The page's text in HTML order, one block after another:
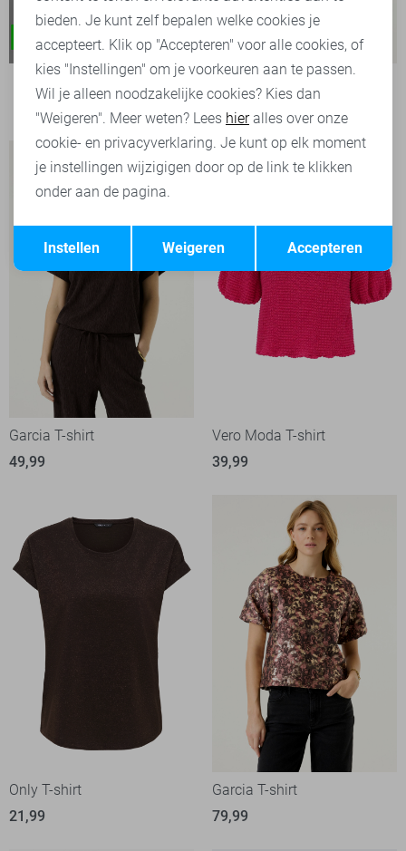
39,99
Garcia T-shirt
49,99
Vero Moda T-shirt
39,99
Only T-shirt
21,99
Garcia T-shirt
79,99
Terug Opslaan
bieden. Je kunt zelf bepalen welke cookies je
accepteert. Klik op "Accepteren" voor alle cookies, of
kies "Instellingen" om je voorkeuren aan te passen.
Wil je alleen noodzakelijke cookies? Kies dan
"Weigeren". Meer weten? Lees hieralles over onze
cookie- en privacyverklaring. Je kunt op elk moment
je instellingen wijzigigen door op de link te klikken
onder aan de pagina.
Accepteren
Weigeren
Instellen